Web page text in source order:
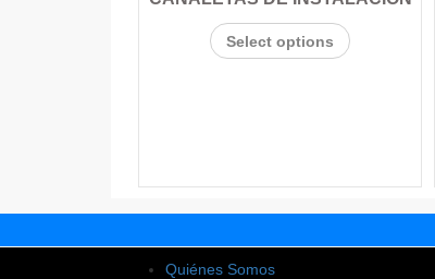
Select options
Quiénes Somos